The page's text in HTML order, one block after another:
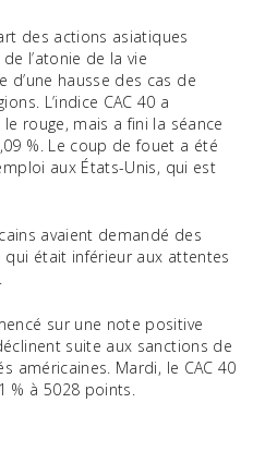
des actions asiatiques
l’atonie de la vie
hausse des cas de
L’indice CAC 40 a
rouge, mais a fini la séance
%. Le coup de fouet a été
aux États-Unis, qui est
avaient demandé des
était inférieur aux attentes
sur une note positive
suite aux sanctions de
américaines. Mardi, le CAC 40
% à 5028 points.